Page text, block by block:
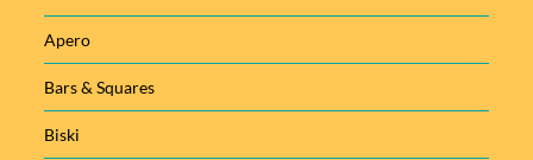
Apero
Bars & Squares
Biski